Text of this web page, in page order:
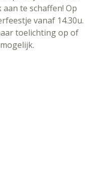
te schaffen! Op
vanaf 14.30u.
toelichting op of